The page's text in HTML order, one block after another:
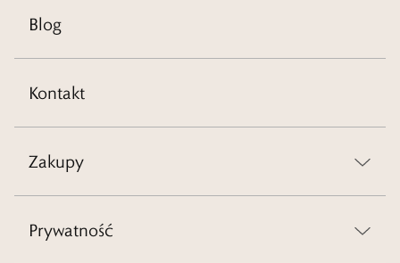
Blog
Kontakt
Zakupy
Prywatność